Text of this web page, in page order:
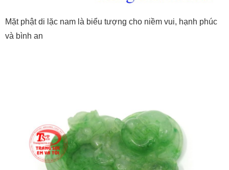
Mặt phật di lặc nam là biểu tượng cho niềm vui, hạnh phúc
và bình an